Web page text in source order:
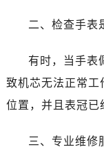
二、检查手表
有时，当手表
致机芯无法正常工
位置，并且表冠已
三、专业维修